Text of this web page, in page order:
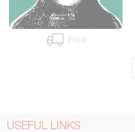
Free
USEFUL LINKS